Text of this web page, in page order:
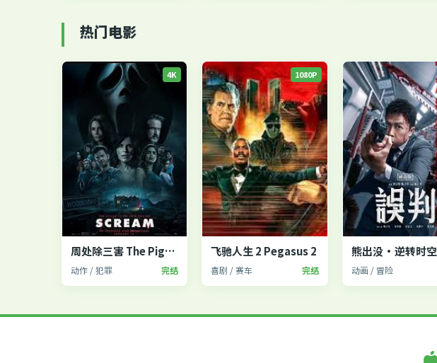
热门电影
4K
周处除三害 The Pig, the Snake and the Pigeon
动作 / 犯罪 完结
1080P
飞驰人生 2 Pegasus 2
喜剧 / 赛车 完结 动画 / 冒险